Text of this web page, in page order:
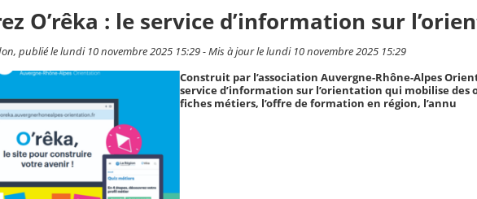
O’rêka : le service d’information sur
publié le lundi 10 novembre 2025 15:29 - Mis à jour le lundi 10 novembre 2025 15:29
Construit par l’association Auvergne-Rhône-Alpes
service d’information sur l’orientation qui mobilise des
fiches métiers, l’offre de formation en région, l’annu